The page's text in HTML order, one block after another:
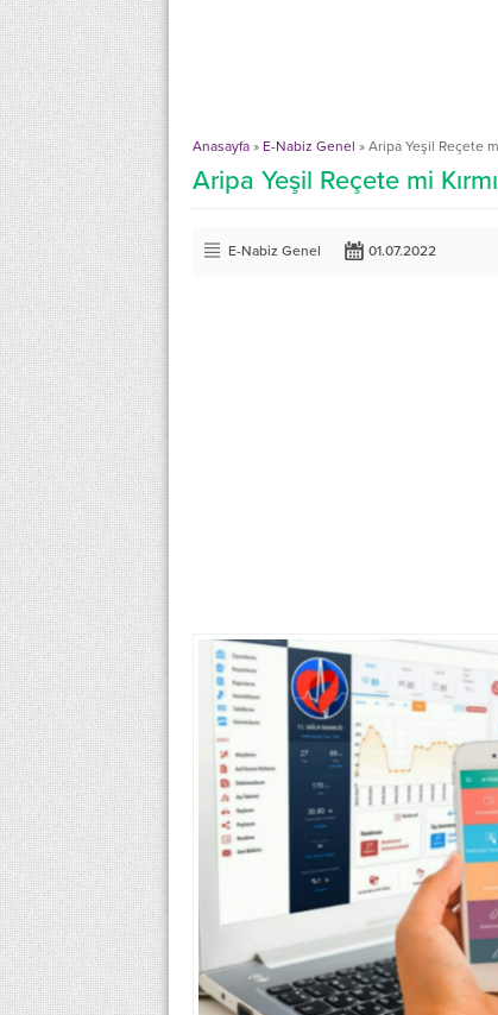
Anasayfa » E-Nabiz Genel » Aripa Yeşil Reçete
Aripa Yeşil Reçete mi
E-Nabiz Genel 01.07.2022